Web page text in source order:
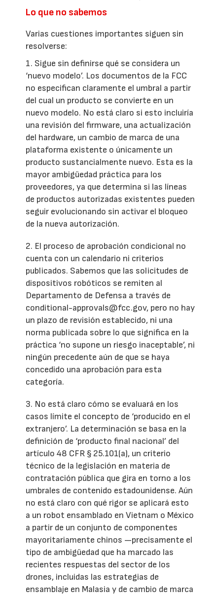
Lo que no sabemos
Varias cuestiones importantes siguen sin
resolverse:
1. Sigue sin definirse qué se considera un
‘nuevo modelo’. Los documentos de la FCC
no especifican claramente el umbral a partir
del cual un producto se convierte en un
nuevo modelo. No está claro si esto incluiría
una revisión del firmware, una actualización
del hardware, un cambio de marca de una
plataforma existente o únicamente un
producto sustancialmente nuevo. Esta es la
mayor ambigüedad práctica para los
proveedores, ya que determina si las líneas
de productos autorizadas existentes pueden
seguir evolucionando sin activar el bloqueo
de la nueva autorización.
2. El proceso de aprobación condicional no
cuenta con un calendario ni criterios
publicados. Sabemos que las solicitudes de
dispositivos robóticos se remiten al
Departamento de Defensa a través de
conditional-approvals@fcc.gov, pero no hay
un plazo de revisión establecido, ni una
norma publicada sobre lo que significa en la
práctica ‘no supone un riesgo inaceptable’, ni
ningún precedente aún de que se haya
concedido una aprobación para esta
categoría.
3. No está claro cómo se evaluará en los
casos límite el concepto de ‘producido en el
extranjero’. La determinación se basa en la
definición de ‘producto final nacional’ del
artículo 48 CFR § 25.101(a), un criterio
técnico de la legislación en materia de
contratación pública que gira en torno a los
umbrales de contenido estadounidense. Aún
no está claro con qué rigor se aplicará esto
a un robot ensamblado en Vietnam o México
a partir de un conjunto de componentes
mayoritariamente chinos —precisamente el
tipo de ambigüedad que ha marcado las
recientes respuestas del sector de los
drones, incluidas las estrategias de
ensamblaje en Malasia y de cambio de marca